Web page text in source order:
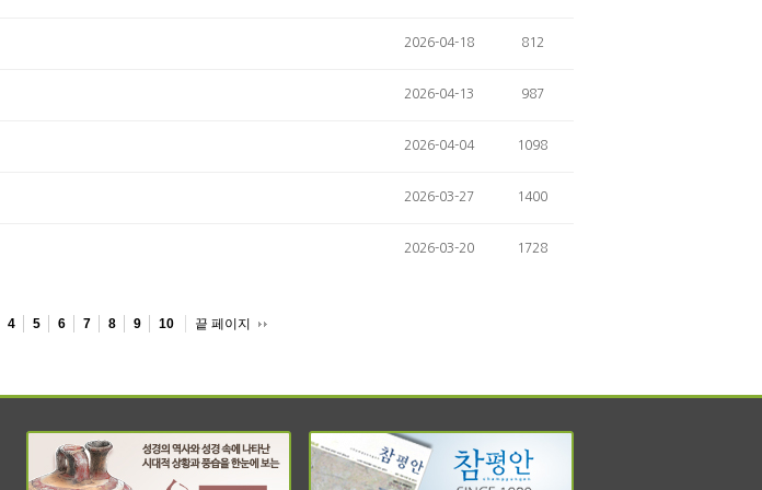
2026-04-18 812
2026-04-13 987
2026-04-04 1098
2026-03-27 1400
2026-03-20 1728
4 5 6 7 8 9 10 끝 페이지